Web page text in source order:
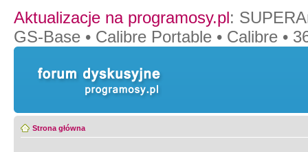
Aktualizacje na programosy.pl:
GS-Base • Calibre Portable • Calibre •
Strona główna